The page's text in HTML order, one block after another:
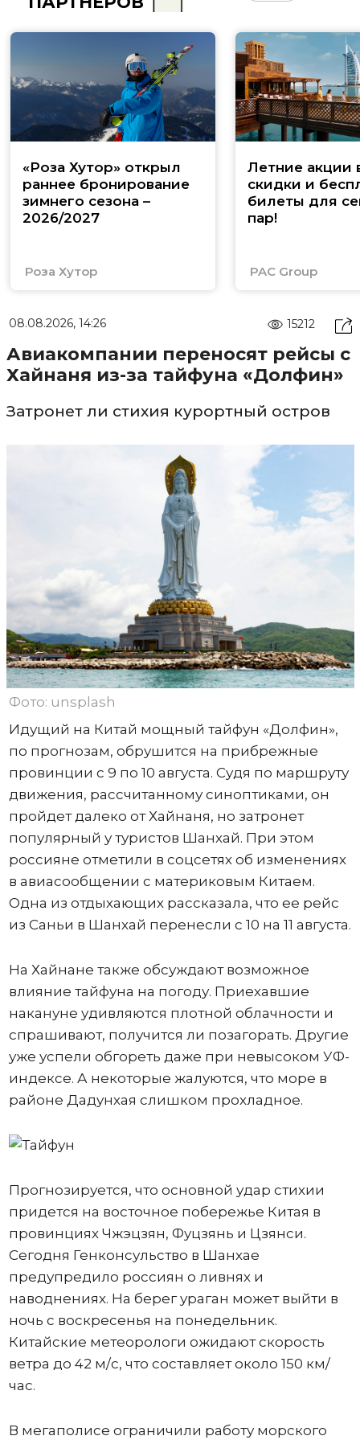
«Роза Хутор» открыл
раннее бронирование
зимнего сезона –
2026/2027
Роза Хутор
Летние акции
скидки и
билеты для
пар!
PAC Group
08.08.2026, 14:26 15212
Авиакомпании переносят рейсы с
Хайнаня из-за тайфуна «Долфин»
Затронет ли стихия курортный остров
Фото: unsplash
Идущий на Китай мощный тайфун «Долфин»,
по прогнозам, обрушится на прибрежные
провинции с 9 по 10 августа. Судя по маршруту
движения, рассчитанному синоптиками, он
пройдет далеко от Хайнаня, но затронет
популярный у туристов Шанхай. При этом
россияне отметили в соцсетях об изменениях
в авиасообщении с материковым Китаем.
Одна из отдыхающих рассказала, что ее рейс
из Саньи в Шанхай перенесли с 10 на 11 августа.
На Хайнане также обсуждают возможное
влияние тайфуна на погоду. Приехавшие
накануне удивляются плотной облачности и
спрашивают, получится ли позагорать. Другие
уже успели обгореть даже при невысоком УФ-
индексе. А некоторые жалуются, что море в
районе Дадунхая слишком прохладное.
Прогнозируется, что основной удар стихии
придется на восточное побережье Китая в
провинциях Чжэцзян, Фуцзянь и Цзянси.
Сегодня Генконсульство в Шанхае
предупредило россиян о ливнях и
наводнениях. На берег ураган может выйти в
ночь с воскресенья на понедельник.
Китайские метеорологи ожидают скорость
ветра до 42 м/с, что составляет около 150 км/
час.
В мегаполисе ограничили работу морского